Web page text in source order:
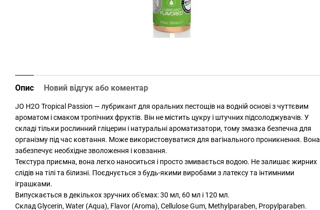
Опис Новий відгук або коментар
JO H2O Tropical Passion — лубрикант для оральних пестощів на водній основі з чуттєвим
ароматом і смаком тропічних фруктів. Він не містить цукру і штучних підсолоджувачів. У
складі тільки рослинний гліцерин і натуральні ароматизатори, тому змазка безпечна для
організму під час ковтання. Може використовуватися для вагінального проникнення. Вона
забезпечує необхідне зволоження і ковзання.
Текстура приємна, вона легко наноситься і просто змивається водою. Не залишає жирних
слідів на тілі та білизні. Поєднується з будь-якими виробами з латексу та інтимними
іграшками.
Випускається в декількох зручних об'ємах: 30 мл, 60 мл і 120 мл.
Склад Glycerin, Water (Aqua), Flavor (Aroma), Cellulose Gum, Methylparaben, Propylparaben.